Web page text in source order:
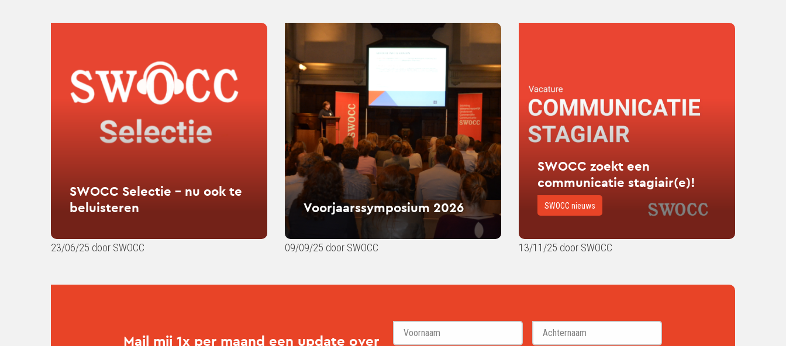
SWOCC Selectie – nu ook te
beluisteren
23/06/25 door SWOCC
Selectie
Voorjaarssymposium 2026
09/09/25 door SWOCC
Lees
over
Voorjaarssymposium
2026
SWOCC zoekt een
communicatie stagiair(e)!
SWOCC nieuws
13/11/25 door SWOCC
zoekt
communicatie
stagiair(e)!
Mail mij 1x per maand een update over